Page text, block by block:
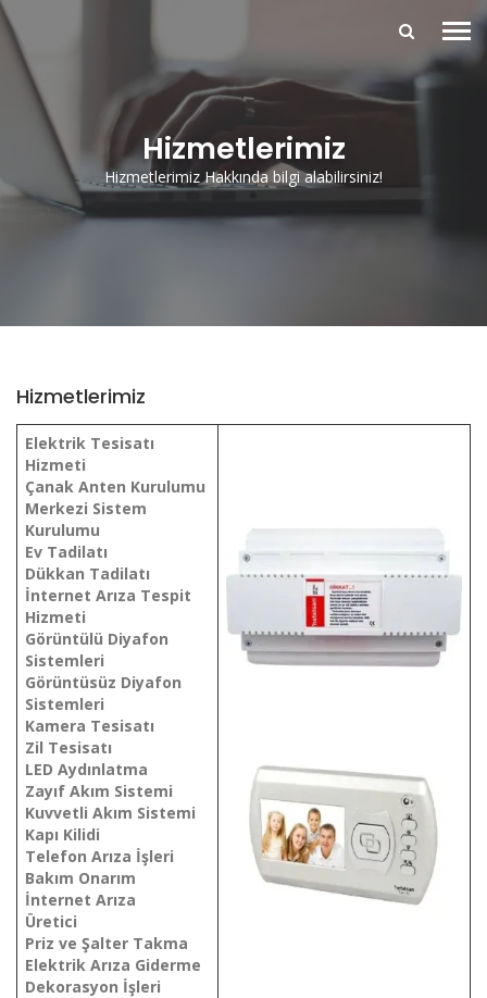
Hizmetlerimiz
Hizmetlerimiz Hakkında bilgi alabilirsiniz!
Hizmetlerimiz
Elektrik Tesisatı
Hizmeti
Çanak Anten Kurulumu
Merkezi Sistem
Kurulumu
Ev Tadilatı
Dükkan Tadilatı
İnternet Arıza Tespit
Hizmeti
Görüntülü Diyafon
Sistemleri
Görüntüsüz Diyafon
Sistemleri
Kamera Tesisatı
Zil Tesisatı
LED Aydınlatma
Zayıf Akım Sistemi
Kuvvetli Akım Sistemi
Kapı Kilidi
Telefon Arıza İşleri
Bakım Onarım
İnternet Arıza
Üretici
Priz ve Şalter Takma
Elektrik Arıza Giderme
Dekorasyon İşleri